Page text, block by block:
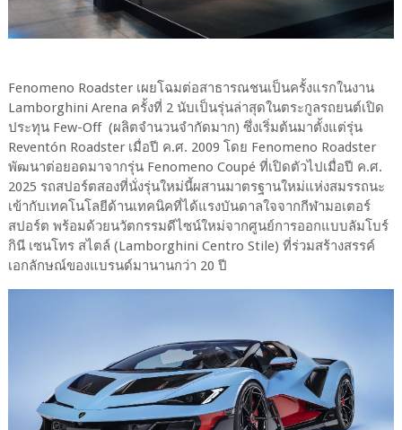
Fenomeno Roadster เผยโฉมต่อสาธารณชนเป็นครั้งแรกในงาน
Lamborghini Arena ครั้งที่ 2 นับเป็นรุ่นล่าสุดในตระกูลรถยนต์เปิด
ประทุน Few-Off (ผลิตจำนวนจำกัดมาก) ซึ่งเริ่มต้นมาตั้งแต่รุ่น
Reventón Roadster เมื่อปี ค.ศ. 2009 โดย Fenomeno Roadster
พัฒนาต่อยอดมาจากรุ่น Fenomeno Coupé ที่เปิดตัวไปเมื่อปี ค.ศ.
2025 รถสปอร์ตสองที่นั่งรุ่นใหม่นี้ผสานมาตรฐานใหม่แห่งสมรรถนะ
เข้ากับเทคโนโลยีด้านเทคนิคที่ได้แรงบันดาลใจจากกีฬามอเตอร์
สปอร์ต พร้อมด้วยนวัตกรรมดีไซน์ใหม่จากศูนย์การออกแบบลัมโบร์
กินี เซนโทร สไตล์ (Lamborghini Centro Stile) ที่ร่วมสร้างสรรค์
เอกลักษณ์ของแบรนด์มานานกว่า 20 ปี